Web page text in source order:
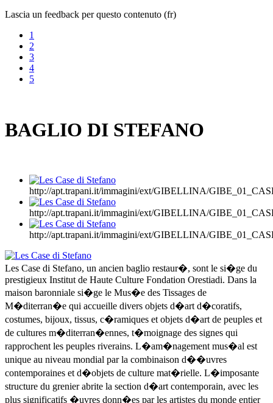
Lascia un feedback per questo contenuto (fr)
1
2
3
4
5
BAGLIO DI STEFANO
http://apt.trapani.it/immagini/ext/GIBELLINA/
http://apt.trapani.it/immagini/ext/GIBELLINA/
http://apt.trapani.it/immagini/ext/GIBELLINA/
Les Case di Stefano, un ancien baglio restaur�, sont le si�ge du
prestigieux Institut de Haute Culture Fondation Orestiadi. Dans la
maison baronniale si�ge le Mus�e des Tissages de
M�diterran�e qui accueille divers objets d�art d�coratifs,
costumes, bijoux, tissus, c�ramiques et objets d�art de peuples et
de cultures m�diterran�ennes, t�moignage des signes qui
rapprochent les peuples riverains. L�am�nagement mus�al est
unique au niveau mondial par la combinaison d��uvres
contemporaines et d�objets de culture mat�rielle. L�imposante
structure du grenier abrite la section d�art contemporain, avec les
plus significatifs �uvres donn�es par les artistes du monde entier